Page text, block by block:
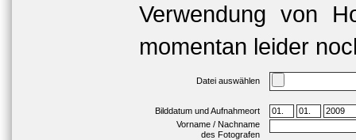
Verwendung von
momentan leider
Datei auswählen
Bilddatum und Aufnahmeort
Vorname / Nachname
des Fotografen